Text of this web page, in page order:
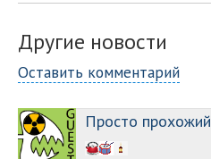
Другие новости
Оставить комментарий
Просто прохожий